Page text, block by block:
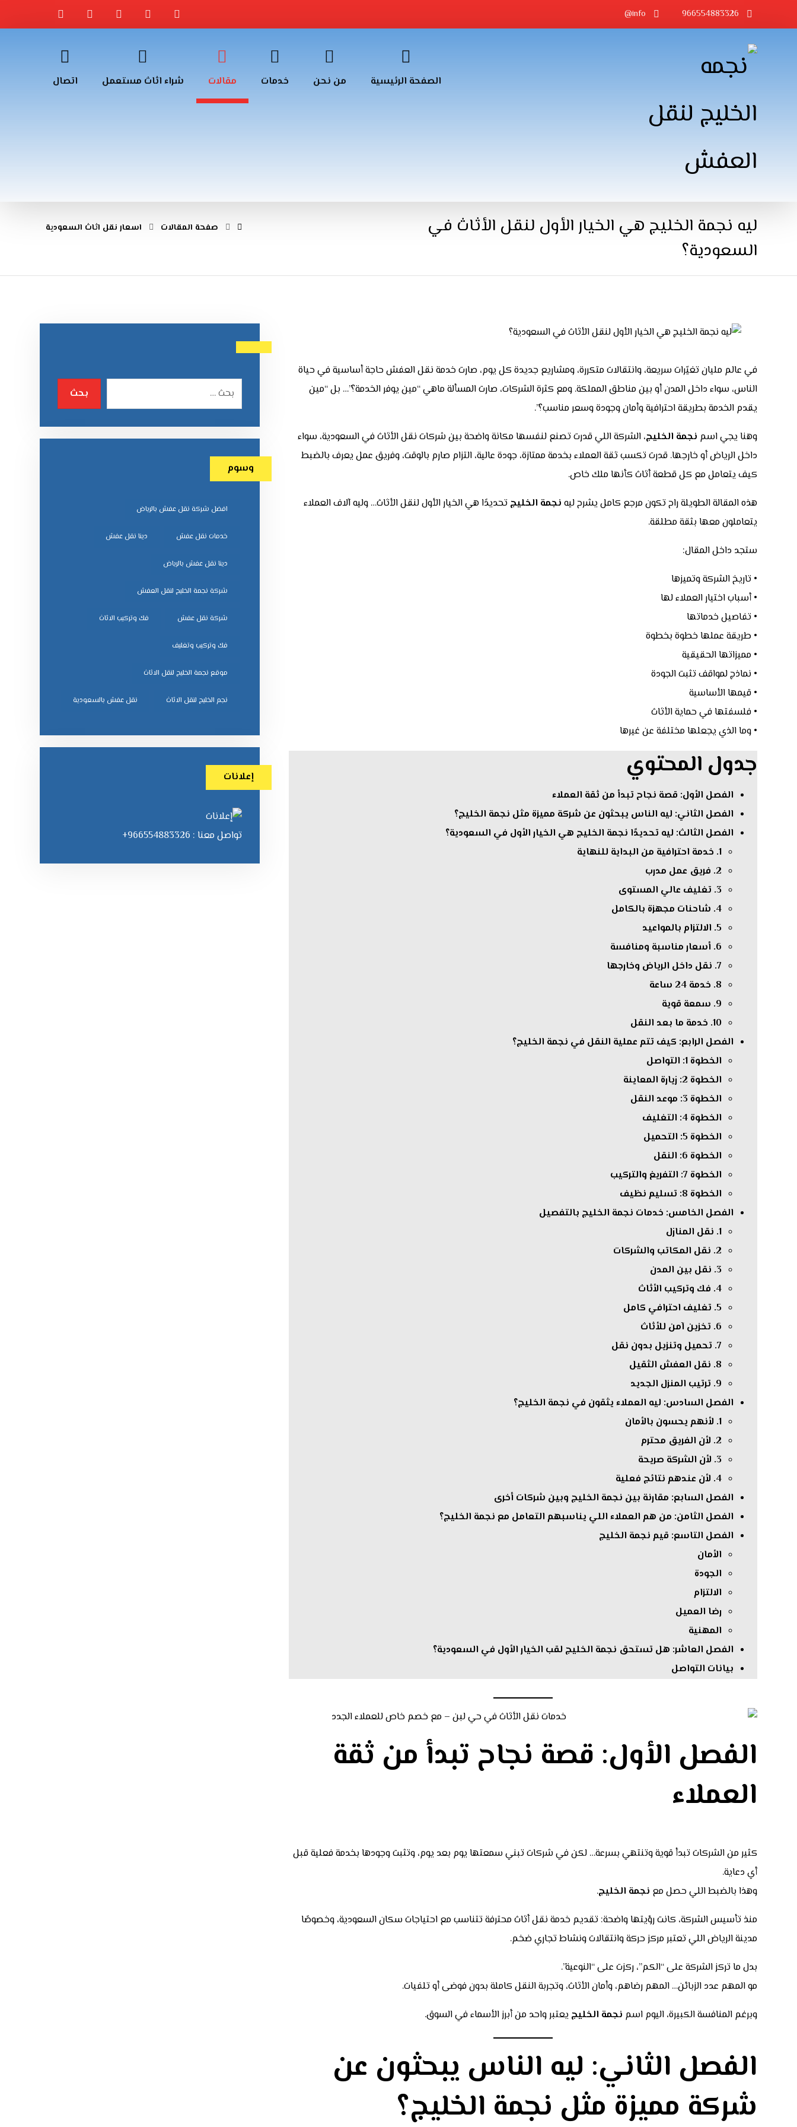
966554883326
info@
الصفحة الرئيسية من نحن خدمات مقالات شراء اثاث مستعمل اتصال
ليه نجمة الخليج هي الخيار الأول لنقل الأثاث في
السعودية؟
صفحة المقالات اسعار نقل اثاث السعودية
في عالم مليان تغيّرات سريعة، وانتقالات متكررة، ومشاريع جديدة كل يوم، صارت خدمة نقل العفش حاجة أساسية في حياة
الناس، سواء داخل المدن أو بين مناطق المملكة. ومع كثرة الشركات، صارت المسألة ماهي “مين يوفر الخدمة؟”… بل “مين
يقدم الخدمة بطريقة احترافية وأمان وجودة وسعر مناسب؟”.
وهنا يجي اسم نجمة الخليج، الشركة اللي قدرت تصنع لنفسها مكانة واضحة بين شركات نقل الأثاث في السعودية، سواء
داخل الرياض أو خارجها. قدرت تكسب ثقة العملاء بخدمة ممتازة، جودة عالية، التزام صارم بالوقت، وفريق عمل يعرف بالضبط
كيف يتعامل مع كل قطعة أثاث كأنها ملك خاص.
هذه المقالة الطويلة راح تكون مرجع كامل يشرح ليه نجمة الخليج تحديدًا هي الخيار الأول لنقل الأثاث… وليه آلاف العملاء
يتعاملون معها بثقة مطلقة.
ستجد داخل المقال:
• تاريخ الشركة وتميزها
• أسباب اختيار العملاء لها
• تفاصيل خدماتها
• طريقة عملها خطوة بخطوة
• مميزاتها الحقيقية
• نماذج لمواقف تثبت الجودة
• قيمها الأساسية
• فلسفتها في حماية الأثاث
• وما الذي يجعلها مختلفة عن غيرها
جدول المحتوي
الفصل الأول: قصة نجاح تبدأ من ثقة العملاء
الفصل الثاني: ليه الناس يبحثون عن شركة مميزة مثل نجمة الخليج؟
الفصل الثالث: ليه تحديدًا نجمة الخليج هي الخيار الأول في السعودية؟
1. خدمة احترافية من البداية للنهاية
2. فريق عمل مدرب
3. تغليف عالي المستوى
4. شاحنات مجهزة بالكامل
5. الالتزام بالمواعيد
6. أسعار مناسبة ومنافسة
7. نقل داخل الرياض وخارجها
8. خدمة 24 ساعة
9. سمعة قوية
10. خدمة ما بعد النقل
الفصل الرابع: كيف تتم عملية النقل في نجمة الخليج؟
الخطوة 1: التواصل
الخطوة 2: زيارة المعاينة
الخطوة 3: موعد النقل
الخطوة 4: التغليف
الخطوة 5: التحميل
الخطوة 6: النقل
الخطوة 7: التفريغ والتركيب
الخطوة 8: تسليم نظيف
الفصل الخامس: خدمات نجمة الخليج بالتفصيل
1. نقل المنازل
2. نقل المكاتب والشركات
3. نقل بين المدن
4. فك وتركيب الأثاث
5. تغليف احترافي كامل
6. تخزين آمن للأثاث
7. تحميل وتنزيل بدون نقل
8. نقل العفش الثقيل
9. ترتيب المنزل الجديد
الفصل السادس: ليه العملاء يثقون في نجمة الخليج؟
1. لأنهم يحسون بالأمان
2. لأن الفريق محترم
3. لأن الشركة صريحة
4. لأن عندهم نتائج فعلية
الفصل السابع: مقارنة بين نجمة الخليج وبين شركات أخرى
الفصل الثامن: من هم العملاء اللي يناسبهم التعامل مع نجمة الخليج؟
الفصل التاسع: قيم نجمة الخليج
الأمان
الجودة
الالتزام
رضا العميل
المهنية
الفصل العاشر: هل تستحق نجمة الخليج لقب الخيار الأول في السعودية؟
بيانات التواصل
الفصل الأول: قصة نجاح تبدأ من ثقة
العملاء
كثير من الشركات تبدأ قوية وتنتهي بسرعة… لكن في شركات تبني سمعتها يوم بعد يوم، وتثبت وجودها بخدمة فعلية قبل
أي دعاية.
وهذا بالضبط اللي حصل مع نجمة الخليج.
منذ تأسيس الشركة، كانت رؤيتها واضحة: تقديم خدمة نقل أثاث محترفة تتناسب مع احتياجات سكان السعودية، وخصوصًا
مدينة الرياض اللي تعتبر مركز حركة وانتقالات ونشاط تجاري ضخم.
بدل ما تركز الشركة على “الكم”، ركزت على “النوعية”.
مو المهم عدد الزبائن… المهم رضاهم، وأمان الأثاث، وتجربة النقل كاملة بدون فوضى أو تلفيات.
وبرغم المنافسة الكبيرة، اليوم اسم نجمة الخليج يعتبر واحد من أبرز الأسماء في السوق.
الفصل الثاني: ليه الناس يبحثون عن
شركة مميزة مثل نجمة الخليج؟
وسوم
افضل شركة نقل عفش بالرياض
خدمات نقل عفش دينا نقل عفش
دينا نقل عفش بالرياض
شركة نجمة الخليج لنقل العفش
شركة نقل عفش فك وتركيب الاثاث
فك وتركيب وتغليف
موقع نجمة الخليج لنقل الاثاث
نجم الخليج لنقل الاثاث نقل عفش بالسعودية
إعلانات
تواصل معنا : 966554883326+